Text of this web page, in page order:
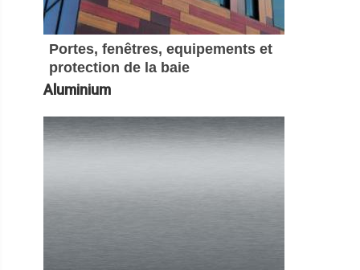
Portes, fenêtres, equipements et
protection de la baie
Aluminium